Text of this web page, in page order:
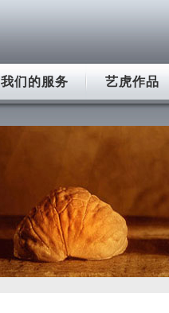
我们的服务 艺虎作品